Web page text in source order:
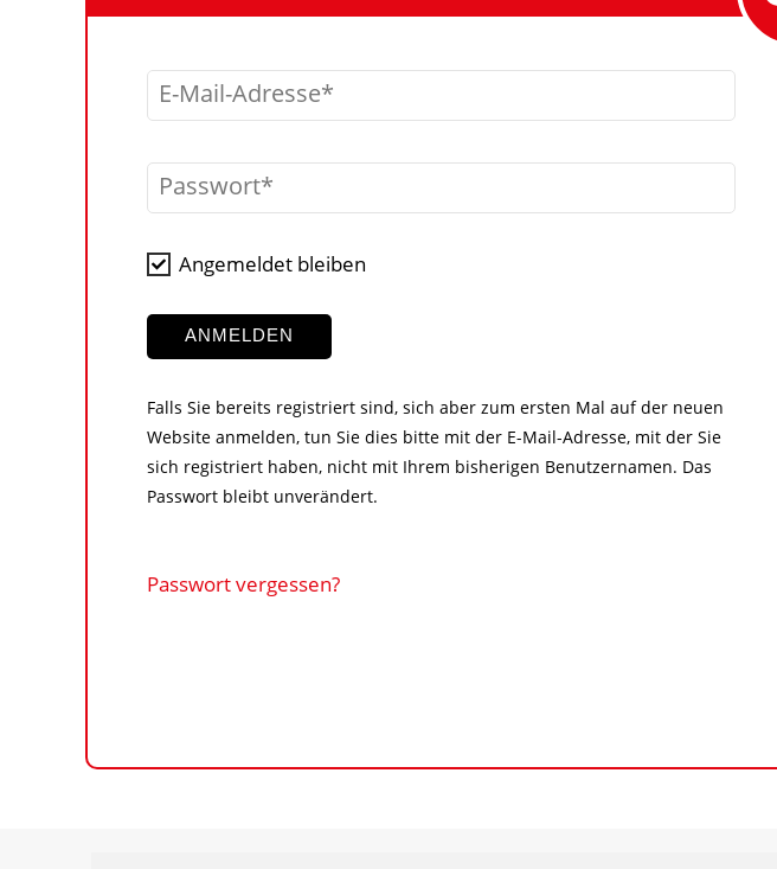
E-Mail-Adresse
Passwort
Angemeldet bleiben
ANMELDEN
Falls Sie bereits registriert sind, sich aber zum ersten Mal auf der neuen
Website anmelden, tun Sie dies bitte mit der E-Mail-Adresse, mit der Sie
sich registriert haben, nicht mit Ihrem bisherigen Benutzernamen. Das
Passwort bleibt unverändert.
Passwort vergessen?